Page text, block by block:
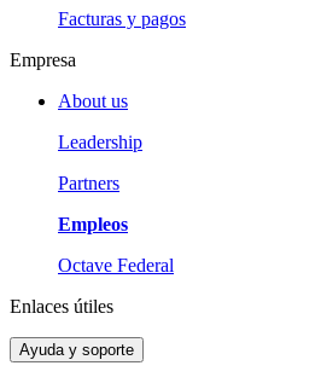
Facturas y pagos
Empresa
About us
Leadership
Partners
Empleos
Octave Federal
Enlaces útiles
Ayuda y soporte